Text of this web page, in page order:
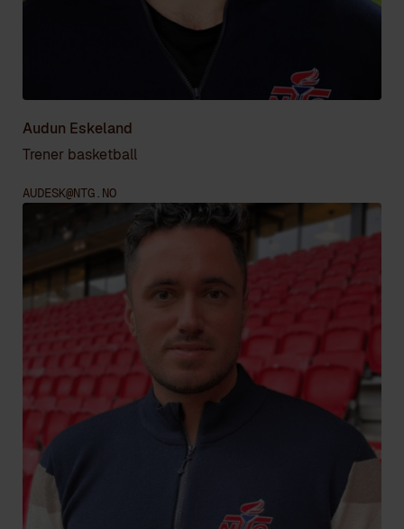
Audun Eskeland
Trener basketball
AUDESK@NTG.NO